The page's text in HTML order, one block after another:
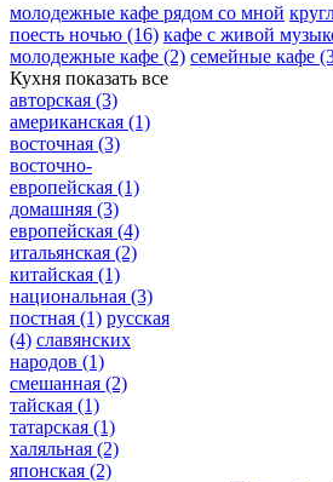
молодежные кафе рядом со мной
поесть ночью (16) кафе с живой
молодежные кафе (2) семейные кафе
Кухня показать все
авторская (3)
американская (1)
восточная (3)
восточно-
европейская (1)
домашняя (3)
европейская (4)
итальянская (2)
китайская (1)
национальная (3)
постная (1) русская
(4) славянских
народов (1)
смешанная (2)
тайская (1)
татарская (1)
халяльная (2)
японская (2)